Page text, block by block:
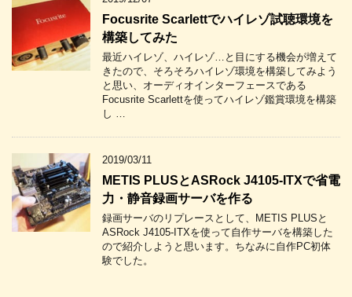
Focusrite Scarlettでハイレゾ試聴環境を
構築してみた
最近ハイレゾ、ハイレゾ…と目にする機会が増えて
きたので、そろそろハイレゾ環境を構築してみよう
と思い、オーディオインターフェースである
Focusrite Scarlettを使ってハイレゾ鑑賞環境を構築
し …
2019/03/11
METIS PLUSとASRock J4105-ITXで省電
力・静音録画サーバを作る
録画サーバのリプレースとして、METIS PLUSと
ASRock J4105-ITXを使って自作サーバを構築した
ので紹介しようと思います。ちなみに自作PC初体
験でした。